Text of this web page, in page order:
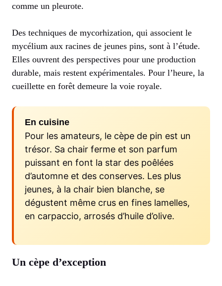
comme un pleurote.
Des techniques de mycorhization, qui associent le
mycélium aux racines de jeunes pins, sont à l’étude.
Elles ouvrent des perspectives pour une production
durable, mais restent expérimentales. Pour l’heure, la
cueillette en forêt demeure la voie royale.
En cuisine
Pour les amateurs, le cèpe de pin est un
trésor. Sa chair ferme et son parfum
puissant en font la star des poêlées
d’automne et des conserves. Les plus
jeunes, à la chair bien blanche, se
dégustent même crus en fines lamelles,
en carpaccio, arrosés d’huile d’olive.
Un cèpe d’exception